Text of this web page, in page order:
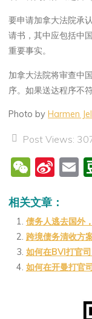
要申请加拿大法院承
请书，其中应包括中
重要事实。
加拿大法院将审查中
序。如果送达程序不
Photo byHarmen
Post Views:
W
C
h
at
Si
a
W
ei
b
E
l
相关文章：
债务人逃去国外
跨境债务清收方
如何在BVI打官
如何在开曼打官